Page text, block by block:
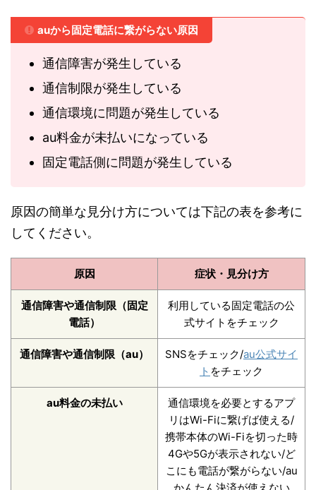
auから固定電話に繋がらない原因
通信障害が発生している
通信制限が発生している
通信環境に問題が発生している
au料金が未払いになっている
固定電話側に問題が発生している
原因の簡単な見分け方については下記の表を参考に
してください。
原因 症状・見分け方
通信障害や通信制限（固定
電話）
利用している固定電話の公
式サイトをチェック
通信障害や通信制限（au） SNSをチェック/au公式サイ
ト をチェック
au料金の未払い
通信環境を必要とするアプ
リはWi-Fiに繋げば使える/
携帯本体のWi-Fiを切った時
4Gや5Gが表示されない/ど
こにも電話が繋がらない/au